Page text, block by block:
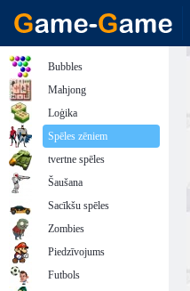
Bubbles
Mahjong
Loģika
Spēles zēniem
tvertne spēles
Šaušana
Sacīkšu spēles
Zombies
Piedzīvojums
Futbols